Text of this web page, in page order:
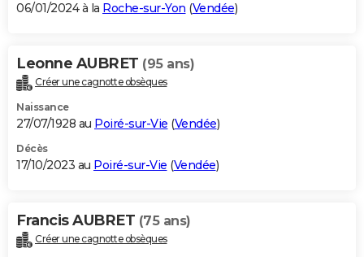
06/01/2024 à la Roche-sur-Yon (Vendée)
Leonne AUBRET (95 ans)
Créer une cagnotte obsèques
Naissance
27/07/1928 au Poiré-sur-Vie (Vendée)
Décès
17/10/2023 au Poiré-sur-Vie (Vendée)
Francis AUBRET (75 ans)
Créer une cagnotte obsèques